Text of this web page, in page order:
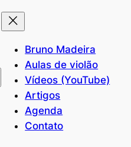
Bruno Madeira
Aulas de violão
Vídeos (YouTube)
Artigos
Agenda
Contato